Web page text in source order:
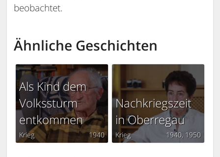
beobachtet.
Ähnliche Geschichten
Als Kind dem
Volkssturm
entkommen
Krieg 1940
Nachkriegszeit
in Oberregau
Krieg 1940 1950